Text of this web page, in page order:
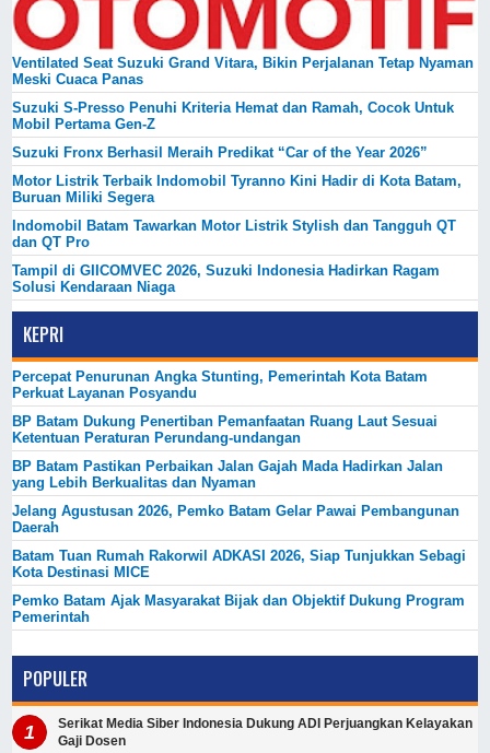
Ventilated Seat Suzuki Grand Vitara, Bikin Perjalanan Tetap Nyaman
Meski Cuaca Panas
Suzuki S-Presso Penuhi Kriteria Hemat dan Ramah, Cocok Untuk
Mobil Pertama Gen-Z
Suzuki Fronx Berhasil Meraih Predikat “Car of the Year 2026”
Motor Listrik Terbaik Indomobil Tyranno Kini Hadir di Kota Batam,
Buruan Miliki Segera
Indomobil Batam Tawarkan Motor Listrik Stylish dan Tangguh QT
dan QT Pro
Tampil di GIICOMVEC 2026, Suzuki Indonesia Hadirkan Ragam
Solusi Kendaraan Niaga
KEPRI
Percepat Penurunan Angka Stunting, Pemerintah Kota Batam
Perkuat Layanan Posyandu
BP Batam Dukung Penertiban Pemanfaatan Ruang Laut Sesuai
Ketentuan Peraturan Perundang-undangan
BP Batam Pastikan Perbaikan Jalan Gajah Mada Hadirkan Jalan
yang Lebih Berkualitas dan Nyaman
Jelang Agustusan 2026, Pemko Batam Gelar Pawai Pembangunan
Daerah
Batam Tuan Rumah Rakorwil ADKASI 2026, Siap Tunjukkan Sebagi
Kota Destinasi MICE
Pemko Batam Ajak Masyarakat Bijak dan Objektif Dukung Program
Pemerintah
POPULER
Serikat Media Siber Indonesia Dukung ADI Perjuangkan Kelayakan
Gaji Dosen